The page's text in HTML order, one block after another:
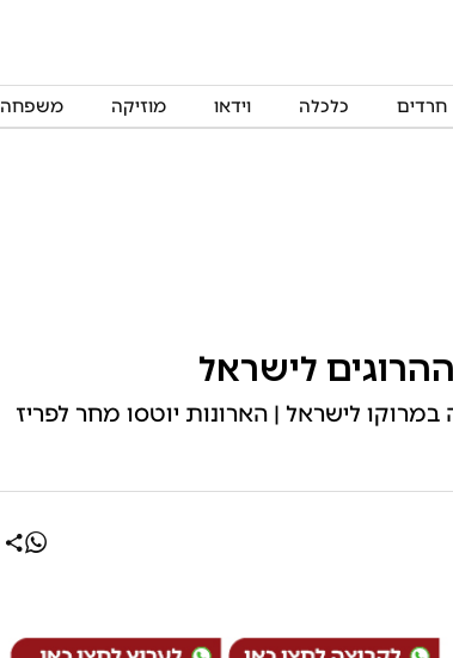
חרדים כלכלה וידאו מוזיקה משפחה
לישראל
לישראל | הארונות יוטסו מחר לפריז